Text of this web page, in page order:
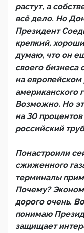
растут, а
всё дело. Но
Президент
крепкий,
думаю, что он
своего бизнеса
на
американского
Возможно. Но
на 30
российский
Понастроили
сжиженного
терминалы
Почему?
дорого очень.
понимаю
защищает